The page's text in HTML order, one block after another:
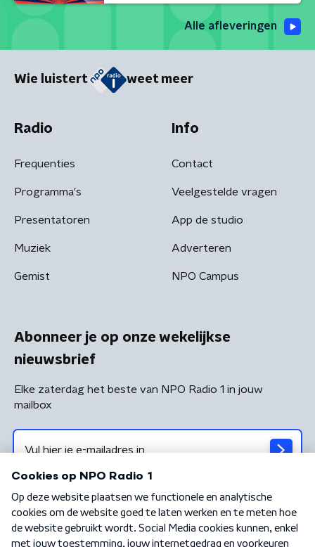
Alle afleveringen
Wie luistert weet meer
Radio
Frequenties
Programma's
Presentatoren
Muziek
Gemist
Info
Contact
Veelgestelde vragen
App de studio
Adverteren
NPO Campus
Abonneer je op onze wekelijkse
nieuwsbrief
Elke zaterdag het beste van NPO Radio 1 in jouw
mailbox
Algemene voorwaarden